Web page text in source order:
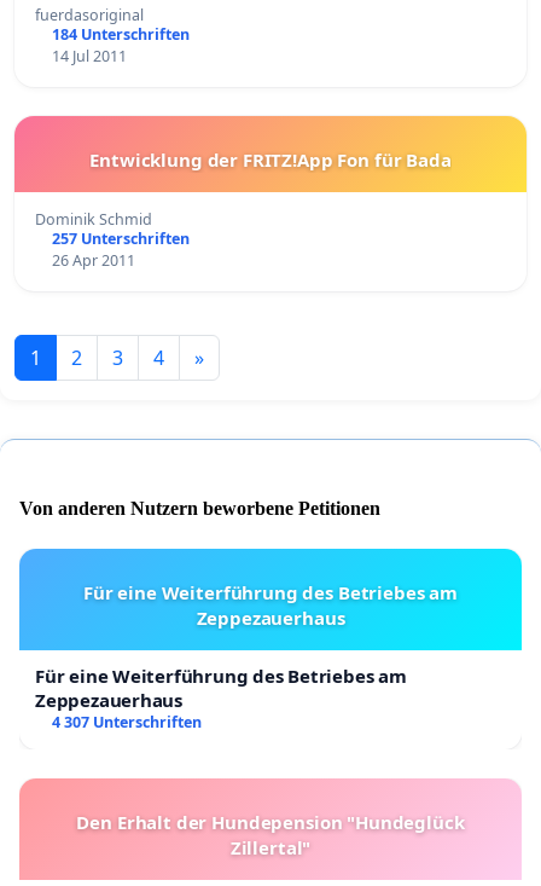
fuerdasoriginal
184 Unterschriften
14 Jul 2011
Entwicklung der FRITZ!App Fon für Bada
Dominik Schmid
257 Unterschriften
26 Apr 2011
1 2 3 4 »
Von anderen Nutzern beworbene Petitionen
Für eine Weiterführung des Betriebes am
Zeppezauerhaus
Für eine Weiterführung des Betriebes am
Zeppezauerhaus
4 307 Unterschriften
Den Erhalt der Hundepension "Hundeglück
Zillertal"